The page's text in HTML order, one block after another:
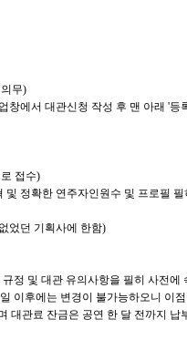
무)
창에서 대관신청 작성 후 맨 아래 '등
접수)
및 정확한 연주자인원수 및 프로필 필
었던 기획사에 한함)
정 및 대관 유의사항을 필히 사전
일 이후에는 변경이 불가능하오니 이
대관료 잔금은 공연 한 달 전까지 납